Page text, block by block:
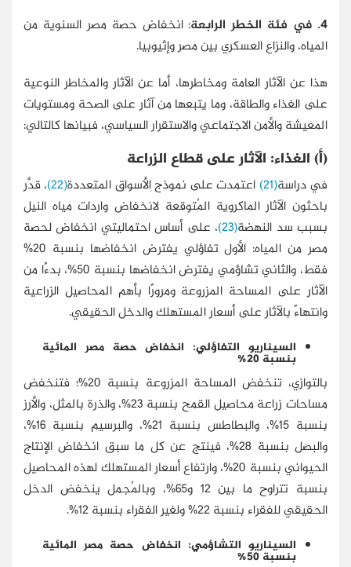
4. في فئة الخطر الرابعة
: انخفاض حصة مصر السنوية من
المياه، والنزاع العسكري بين مصر وإثيوبيا.
هذا عن الآثار العامة ومخاطرها، أما عن الآثار والمخاطر النوعية
على الغذاء والطاقة، وما يتبعها من آثار على الصحة ومستويات
المعيشة والأمن الاجتماعي والاستقرار السياسي، فبيانها كالتالي:
(أ‌) الغذاء: الآثار على قطاع الزراعة
في دراسة(21) اعتمدت على نموذج الأسواق المتعددة(22)
، قدَّر
باحثون الآثار الماكروية المُتوقعة لانخفاض واردات مياه النيل
بسبب سد النهضة(23)
، على أساس احتماليتي انخفاض لحصة
مصر من المياه: الأول تفاؤلي يفترض انخفاضها بنسبة 20%
فقط، والثاني تشاؤمي يفترض انخفاضها بنسبة 50%، بدءًا من
الآثار على المساحة المزروعة ومرورًا بأهم المحاصيل الزراعية
وانتهاءً بالآثار على أسعار المستهلك والدخل الحقيقي.
السيناريو التفاؤلي: انخفاض حصة مصر المائية
بنسبة 20%
بالتوازي، تنخفض المساحة المزروعة بنسبة 20%؛ فتنخفض
مساحات زراعة محاصيل القمح بنسبة 23%، والذرة بالمثل، والأرز
بنسبة 15%، والبطاطس بنسبة 21%، والبرسيم بنسبة 16%،
والبصل بنسبة 28%، فينتج عن كل ما سبق انخفاض الإنتاج
الحيواني بنسبة 20%، وارتفاع أسعار المستهلك لهذه المحاصيل
بنسبة تتراوح ما بين 12 و65%، وبالمُجمل ينخفض الدخل
الحقيقي للفقراء بنسبة 22% ولغير الفقراء بنسبة 12%.
السيناريو التشاؤمي: انخفاض حصة مصر المائية
بنسبة 50%